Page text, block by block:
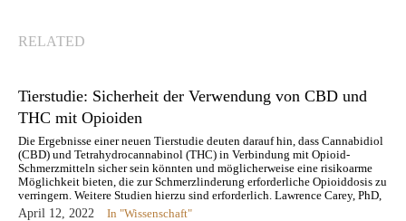
RELATED
Tierstudie: Sicherheit der Verwendung von CBD und
THC mit Opioiden
Die Ergebnisse einer neuen Tierstudie deuten darauf hin, dass Cannabidiol
(CBD) und Tetrahydrocannabinol (THC) in Verbindung mit Opioid-
Schmerzmitteln sicher sein könnten und möglicherweise eine risikoarme
Möglichkeit bieten, die zur Schmerzlinderung erforderliche Opioiddosis zu
verringern. Weitere Studien hierzu sind erforderlich. Lawrence Carey, PhD,
Postdoktorand am University of Texas Health Science Center, San…
April 12, 2022 In "Wissenschaft"